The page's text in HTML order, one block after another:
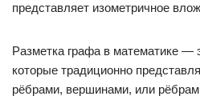
представляет изометричное
Разметка графа в математике —
которые традиционно
рёбрами, вершинами, или